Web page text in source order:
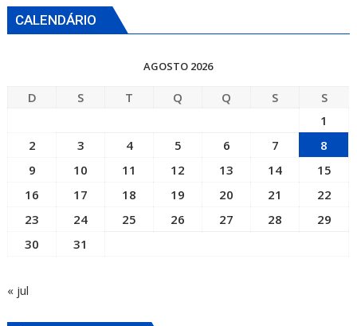
CALENDÁRIO
AGOSTO 2026
D S T Q Q S
S
1
2
3 4 5 6 7
8
9
10 11 12 13 14
15
16
17 18 19 20 21
22
23
24 25 26 27 28
29
30
31
« jul